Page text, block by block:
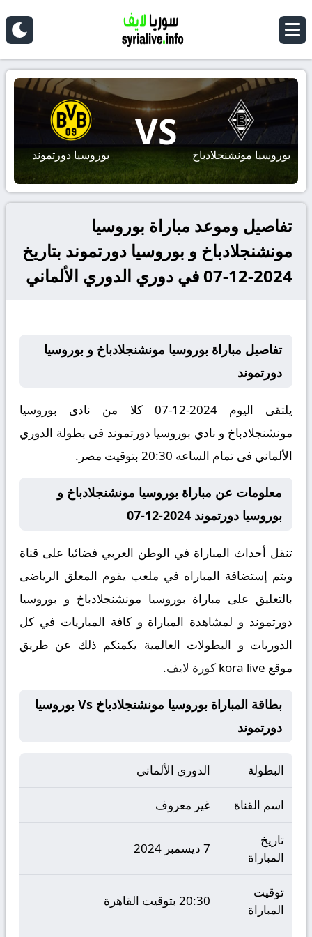
بوروسيا مونشنجلادباخ
VS
بوروسيا دورتموند
تفاصيل وموعد مباراة بوروسيا
مونشنجلادباخ و بوروسيا دورتموند بتاريخ
2024-12-07 في دوري الدوري الألماني
تفاصيل مباراة بوروسيا مونشنجلادباخ و بوروسيا
دورتموند
يلتقى اليوم 2024-12-07 كلا من نادى بوروسيا
مونشنجلادباخ و نادي بوروسيا دورتموند فى بطولة الدوري
الألماني فى تمام الساعه 20:30 بتوقيت مصر.
معلومات عن مباراة بوروسيا مونشنجلادباخ و
بوروسيا دورتموند 2024-12-07
تنقل أحداث المباراة في الوطن العربي فضائيا على قناة
ويتم إستضافة المباراه في ملعب يقوم المعلق الرياضى
بالتعليق على مباراة بوروسيا مونشنجلادباخ و بوروسيا
دورتموند و لمشاهدة المباراة و كافة المباريات في كل
الدوريات و البطولات العالمية يكمنكم ذلك عن طريق
موقع kora live كورة لايف.
بطاقة المباراة بوروسيا مونشنجلادباخ Vs بوروسيا
دورتموند
البطولة الدوري الألماني
اسم القناة غير معروف
تاريخ
المباراة
7 ديسمبر 2024
توقيت
المباراة
20:30 بتوقيت القاهرة